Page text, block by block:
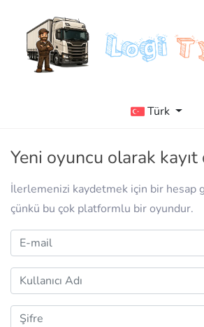
Türk
Yeni oyuncu olarak kayıt
İlerlemenizi kaydetmek için bir hesap
çünkü bu çok platformlu bir oyundur.